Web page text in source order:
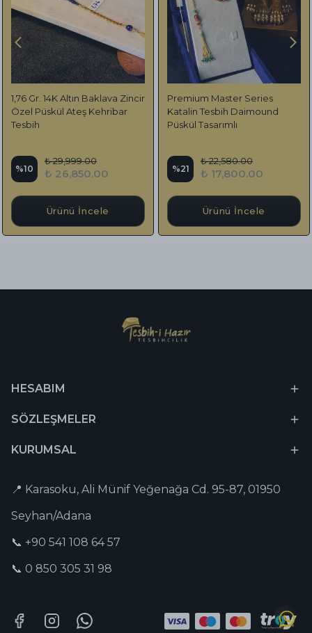
1,76 Gr. 14K Altın Baklava Zincir
Özel Püskül Ateş Kehribar
Tesbih
%10
₺ 29,999.00
₺ 26,850.00
Ürünü İncele
Premium Master Series
Katalin Tesbih Daimound
Püskül Tasarımlı
%21
₺ 22,580.00
₺ 17,800.00
Ürünü İncele
HESABIM
SÖZLEŞMELER
KURUMSAL
📍 Karasoku, Ali Münif Yeğenağa Cd. 95-87, 01950
Seyhan/Adana
📞 +90 541 108 64 57
📞 0 850 305 31 98